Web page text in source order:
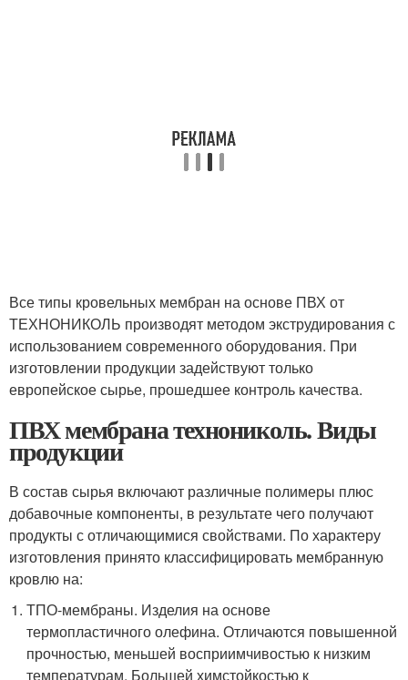
Все типы кровельных мембран на основе ПВХ от
ТЕХНОНИКОЛЬ производят методом экструдирования с
использованием современного оборудования. При
изготовлении продукции задействуют только
европейское сырье, прошедшее контроль качества.
ПВХ мембрана технониколь. Виды
продукции
В состав сырья включают различные полимеры плюс
добавочные компоненты, в результате чего получают
продукты с отличающимися свойствами. По характеру
изготовления принято классифицировать мембранную
кровлю на:
ТПО-мембраны. Изделия на основе
термопластичного олефина. Отличаются повышенной
прочностью, меньшей восприимчивостью к низким
температурам. Большей химстойкостью к